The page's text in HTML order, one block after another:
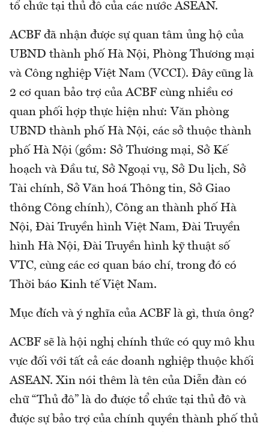
tổ chức tại thủ đô của các nước ASEAN.
ACBF đã nhận được sự quan tâm ủng hộ của
UBND thành phố Hà Nội, Phòng Thương mại
và Công nghiệp Việt Nam (VCCI). Đây cũng là
2 cơ quan bảo trợ của ACBF cùng nhiều cơ
quan phối hợp thực hiện như: Văn phòng
UBND thành phố Hà Nội, các sở thuộc thành
phố Hà Nội (gồm: Sở Thương mại, Sở Kế
hoạch và Đầu tư, Sở Ngoại vụ, Sở Du lịch, Sở
Tài chính, Sở Văn hoá Thông tin, Sở Giao
thông Công chính), Công an thành phố Hà
Nội, Đài Truyền hình Việt Nam, Đài Truyền
hình Hà Nội, Đài Truyền hình kỹ thuật số
VTC, cùng các cơ quan báo chí, trong đó có
Thời báo Kinh tế Việt Nam.
Mục đích và ý nghĩa của ACBF là gì, thưa ông?
ACBF sẽ là hội nghị chính thức có quy mô khu
vực đối với tất cả các doanh nghiệp thuộc khối
ASEAN. Xin nói thêm là tên của Diễn đàn có
chữ “Thủ đô” là do được tổ chức tại thủ đô và
được sự bảo trợ của chính quyền thành phố thủ